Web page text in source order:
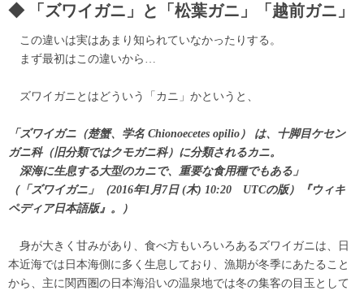
「ズワイガニ」と「松葉ガニ」「越前ガニ」
この違いは実はあまり知られていなかったりする。
まず最初はこの違いから…
ズワイガニとはどういう「カニ」かというと、
「ズワイガニ（楚蟹、学名 Chionoecetes opilio） は、十脚目ケセン
ガニ科（旧分類ではクモガニ科）に分類されるカニ。
深海に生息する大型のカニで、重要な食用種でもある」
（「ズワイガニ」（2016年1月7日 (木) 10:20 UTCの版）『ウィキ
ペディア日本語版』。）
身が大きく甘みがあり、食べ方もいろいろあるズワイガニは、日
本近海では日本海側に多く生息しており、漁期が冬季にあたること
から、主に関西圏の日本海沿いの温泉地では冬の集客の目玉として